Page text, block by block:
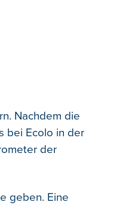
Nachdem die
bei Ecolo in der
der
geben. Eine